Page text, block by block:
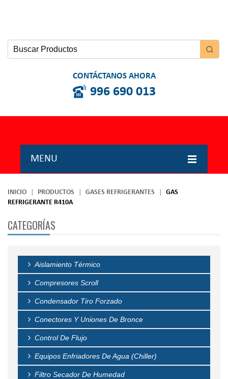
CONTÁCTANOS AHORA
996 690 013
MENU
NOSOTROS
PRODUCTOS
CLIENTES
BLOG
CONTÁCTENOS
INICIO PRODUCTOS GASES REFRIGERANTES
GAS
REFRIGERANTE R410A
CATEGORÍAS
Aislamiento Térmico
Compresores Scroll
Condensador Tiro Forzado
Conectores Y Uniones De Bronce
Control De Flujo
Equipos Enfriadores De Agua (chiller)
Filtro Secador De Humedad